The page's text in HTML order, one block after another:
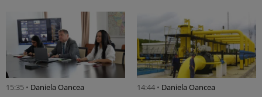
15:35 • Daniela Oancea 14:44 • Daniela Oancea